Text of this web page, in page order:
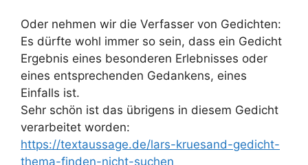
Oder nehmen wir die Verfasser von Gedichten:
Es dürfte wohl immer so sein, dass ein Gedicht
Ergebnis eines besonderen Erlebnisses oder
eines entsprechenden Gedankens, eines
Einfalls ist.
Sehr schön ist das übrigens in diesem Gedicht
verarbeitet worden:
https://textaussage.de/lars-kruesand-gedicht-
thema-finden-nicht-suchen